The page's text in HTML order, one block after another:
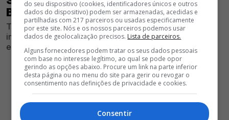
BENFICA
Treinador das águias realizou a conferência de
imprensa ao encontro válido para a 1.ª mão da 2.ª pré-
eliminatória de acesso à Liga Europa
do seu dispositivo (cookies, identificadores únicos e outros
dados do dispositivo) podem ser armazenadas, acedidas e
partilhadas com 217 parceiros ou usadas especificamente
por este site. Nós e os nossos parceiros podemos usar
dados de geolocalização precisos. Lista de parceiros.
Alguns fornecedores podem tratar os seus dados pessoais
com base no interesse legítimo, ao qual se pode opor
gerindo as opções abaixo. Procure um link na parte inferior
desta página ou no menu do site para gerir ou revogar o
consentimento nas definições de privacidade e cookies.
Consentir